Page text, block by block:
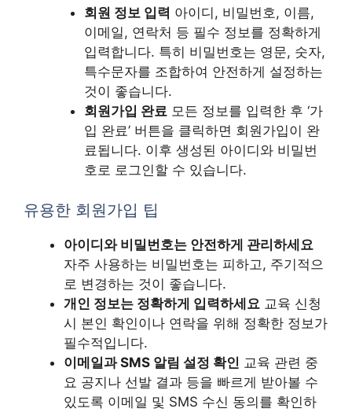
회원 정보 입력 아이디, 비밀번호, 이름,
이메일, 연락처 등 필수 정보를 정확하게
입력합니다. 특히 비밀번호는 영문, 숫자,
특수문자를 조합하여 안전하게 설정하는
것이 좋습니다.
회원가입 완료모든 정보를 입력한 후 ‘가
입 완료’ 버튼을 클릭하면 회원가입이 완
료됩니다. 이후 생성된 아이디와 비밀번
호로 로그인할 수 있습니다.
유용한 회원가입 팁
아이디와 비밀번호는 안전하게 관리하세요
자주 사용하는 비밀번호는 피하고, 주기적으
로 변경하는 것이 좋습니다.
개인 정보는 정확하게 입력하세요 교육 신청
시 본인 확인이나 연락을 위해 정확한 정보가
필수적입니다.
이메일과 SMS 알림 설정 확인 교육 관련 중
요 공지나 선발 결과 등을 빠르게 받아볼 수
있도록 이메일 및 SMS 수신 동의를 확인하